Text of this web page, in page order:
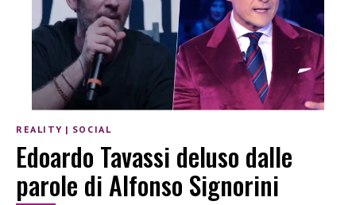
REALITY | SOCIAL
Edoardo Tavassi deluso dalle
parole di Alfonso Signorini